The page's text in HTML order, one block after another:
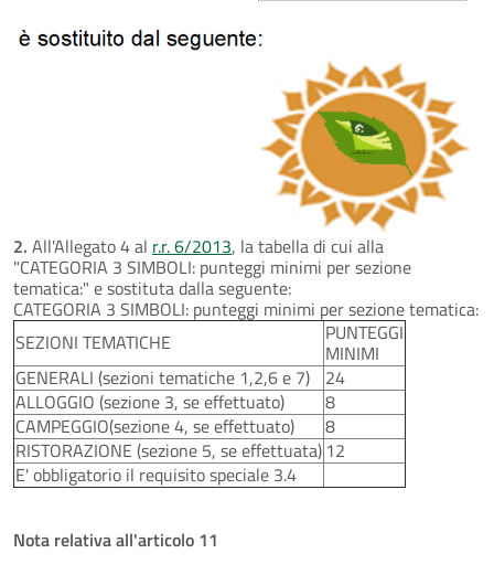
2. All'Allegato 4 al r.r. 6/2013, la tabella di cui alla
"CATEGORIA 3 SIMBOLI: punteggi minimi per sezione
tematica:" e sostituta dalla seguente:
CATEGORIA 3 SIMBOLI: punteggi minimi per sezione tematica:
SEZIONI TEMATICHE
PUNTEGGI
MINIMI
GENERALI (sezioni tematiche 1,2,6 e 7)
24
ALLOGGIO (sezione 3, se effettuato)
8
CAMPEGGIO(sezione 4, se effettuato)
8
RISTORAZIONE (sezione 5, se effettuata) 12
E' obbligatorio il requisito speciale 3.4
Nota relativa all'articolo 11